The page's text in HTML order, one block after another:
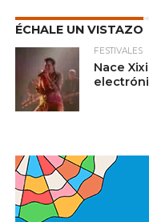
ÉCHALE UN VISTAZO
FESTIVALES
Nace